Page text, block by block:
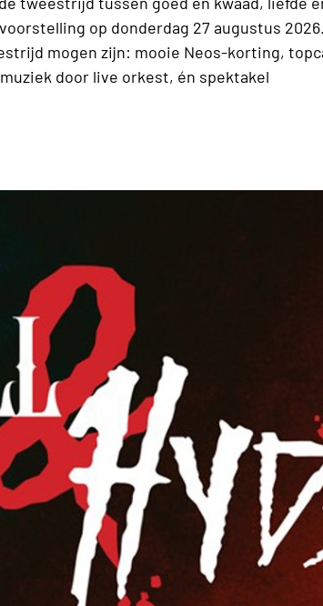
op donderdag 27 augustus 2026.
mogen zijn: mooie Neos-korting,
door live orkest, én spektakel